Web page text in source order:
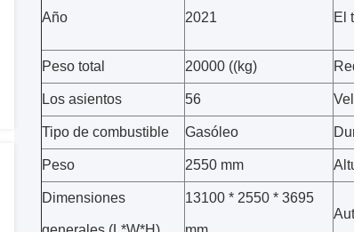
Año 2021 El
Peso total 20000 ((kg)
Los asientos 56
Tipo de combustible Gasóleo
Peso 2550 mm
Dimensiones 13100 * 2550 * 3695